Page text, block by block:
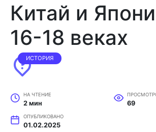
Китай и
16-18 веках
ИСТОРИЯ
НА ЧТЕНИЕ
2 мин 69
ОПУБЛИКОВАНО
01.02.2025